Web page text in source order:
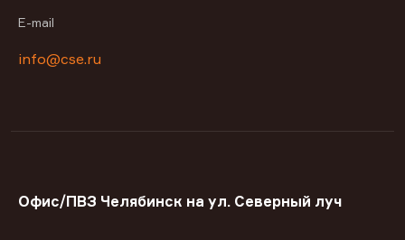
E-mail
info@cse.ru
Офис/ПВЗ Челябинск на ул. Северный луч